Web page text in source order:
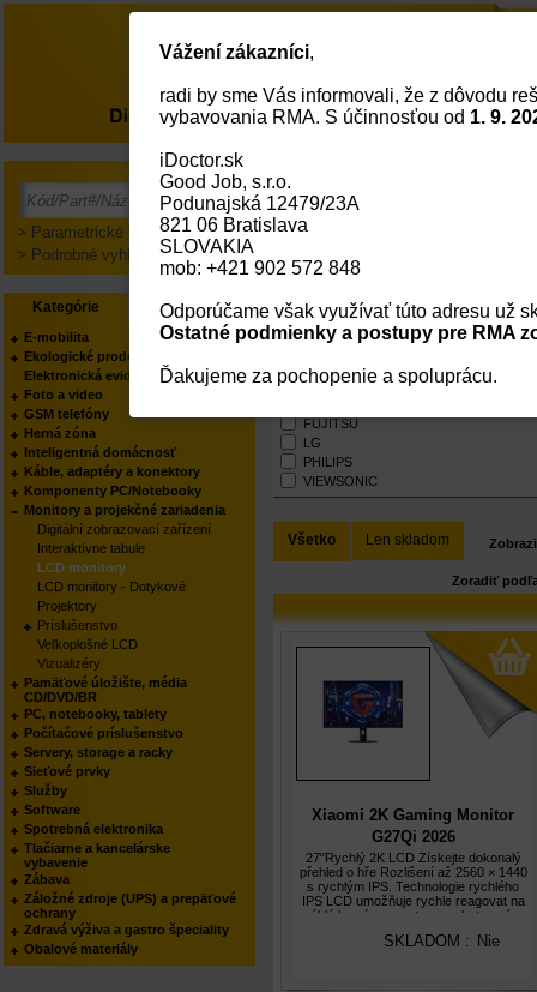
LCD monitory
Výrobci
VŠETCI
APPLE
FUJITSU
LG
PHILIPS
VIEWSONIC
Všetko Len skladom
Zoradiť
Xiaomi 2K Gaming Monitor
G27Qi 2026
27"Rychlý 2K LCD Získejte dokonalý
přehled o hře Rozlišení až 2560 × 1440
s rychlým IPS. Technologie rychlého
IPS LCD umožňuje rychle reagovat na
náhlé herní momenty a poskytne vám
záleží na každé milisekundě. Obn
SKLADOM : Nie
> Parametrické vyhľadávanie
> Podrobné vyhľadávanie
Kategórie Výrobcovia
E-mobilita
Ekologické produkty
Elektronická evidencia tržieb
Foto a video
GSM telefóny
Herná zóna
Inteligentná domácnosť
Káble, adaptéry a konektory
Komponenty PC/Notebooky
Monitory a projekčné zariadenia
Digitální zobrazovací zařízení
Interaktívne tabule
LCD monitory
LCD monitory - Dotykové
Projektory
Príslušenstvo
Veľkoplošné LCD
Vizualizéry
Pamäťové úložište, média
CD/DVD/BR
PC, notebooky, tablety
Počítačové príslušenstvo
Servery, storage a racky
Sieťové prvky
Služby
Software
Spotrebná elektronika
Tlačiarne a kancelárske
vybavenie
Zábava
Záložné zdroje (UPS) a prepäťové
ochrany
Zdravá výživa a gastro špeciality
Obalové materiály
O nás
Vážení zákazníci,
radi by sme Vás informovali, že z dôvodu
vybavovania RMA. S účinnosťou od 1. 9.
iDoctor.sk
Good Job, s.r.o.
Podunajská 12479/23A
821 06 Bratislava
SLOVAKIA
mob: +421 902 572 848
Odporúčame však využívať túto adresu už
Ostatné podmienky a postupy pre RMA
Ďakujeme za pochopenie a spoluprácu.